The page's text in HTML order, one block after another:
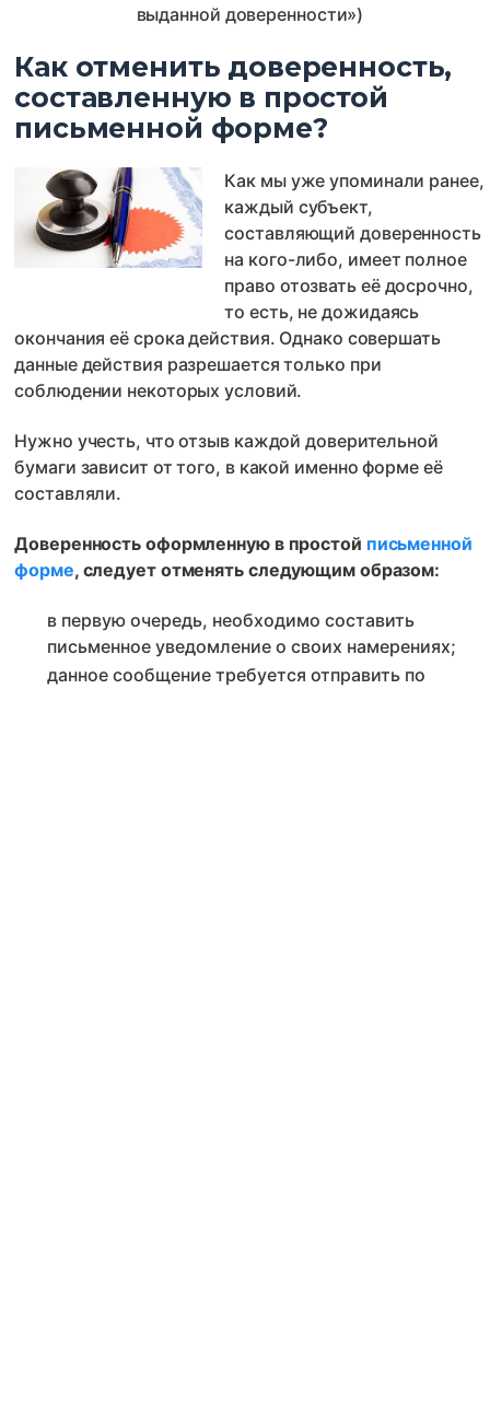
выданной доверенности»)
Как отменить доверенность,
составленную в простой
письменной форме?
Как мы уже упоминали ранее,
каждый субъект,
составляющий доверенность
на кого-либо, имеет полное
право отозвать её досрочно,
то есть, не дожидаясь
окончания её срока действия. Однако совершать
данные действия разрешается только при
соблюдении некоторых условий.
Нужно учесть, что отзыв каждой доверительной
бумаги зависит от того, в какой именно форме её
составляли.
Доверенность оформленную в простой письменной
форме, следует отменять следующим образом:
в первую очередь, необходимо составить
письменное уведомление о своих намерениях;
данное сообщение требуется отправить по